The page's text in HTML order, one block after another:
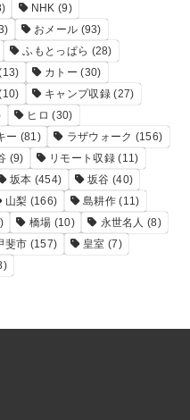
NHK (9)
おメール (93)
ふもとっぱら (28)
カトー (30)
キャンプ収録(27)
ヒロ (30)
ー (81) ラザウォーク (156)
(9) リモート収録(11)
坂本 (454) 坂谷 (40)
山梨 (166) 島耕作(11)
橋場 (10) 永世名人 (8)
斐市 (157) 皇室 (7)